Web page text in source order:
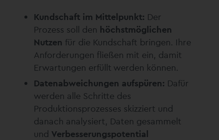
Kundschaft im Mittelpunkt: Der
Prozess soll den höchstmöglichen
Nutzen für die Kundschaft bringen. Ihre
Anforderungen fließen mit ein, damit
Erwartungen erfüllt werden können.
Datenabweichungen aufspüren: Dafür
werden alle Schritte des
Produktionsprozesses skizziert und
danach analysiert, Daten gesammelt
und Verbesserungspotential